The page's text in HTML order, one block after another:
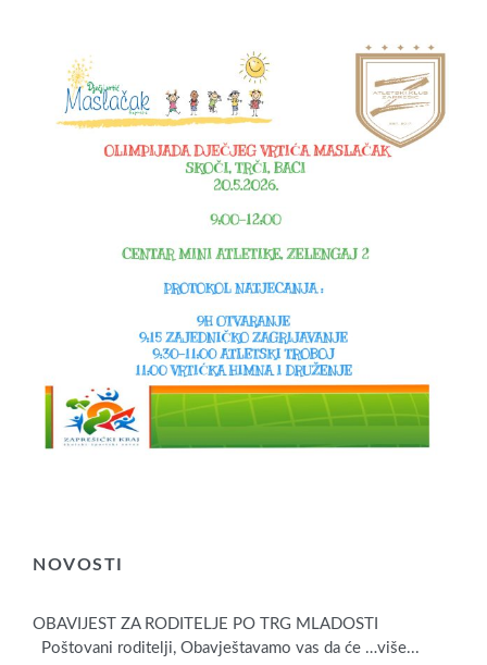
NOVOSTI
OBAVIJEST ZA RODITELJE PO TRG MLADOSTI
Poštovani roditelji, Obavještavamo vas da će …više...